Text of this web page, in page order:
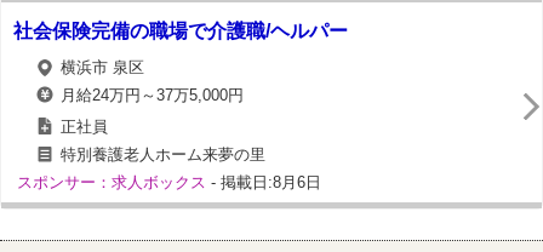
社会保険完備の職場で介護職/ヘルパー
横浜市 泉区
月給24万円～37万5,000円
正社員
特別養護老人ホーム来夢の里
スポンサー：求人ボックス - 掲載日:8月6日